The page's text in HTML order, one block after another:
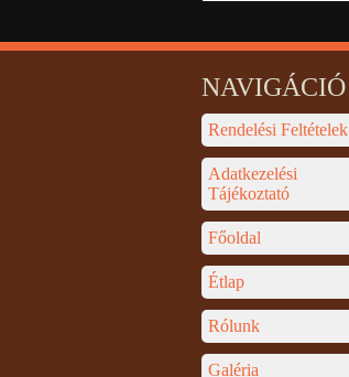
NAVIGÁCIÓ
Rendelési Feltételek
Adatkezelési
Tájékoztató
Főoldal
Étlap
Rólunk
Galéria